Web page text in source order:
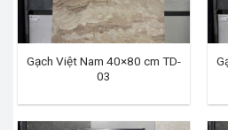
Gạch Việt Nam 40×80 cm TD-
03